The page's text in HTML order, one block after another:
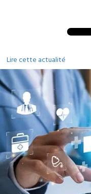
Lire cette actualité